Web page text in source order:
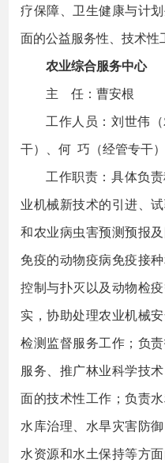
疗保障、卫生健康与计
面的公益服务性、技术性
农业综合服务中心
主 任：曹安根
工作人员：刘世伟
干）、何 巧（经管专干
工作职责：具体负
业机械新技术的引进、
和农业病虫害预测预报
免疫的动物疫病免疫接
控制与扑灭以及动物检
实，协助处理农业机械
检测监督服务工作；负
服务、推广林业科学技
面的技术性工作；负责
水库治理、水旱灾害防
水资源和水土保持等方